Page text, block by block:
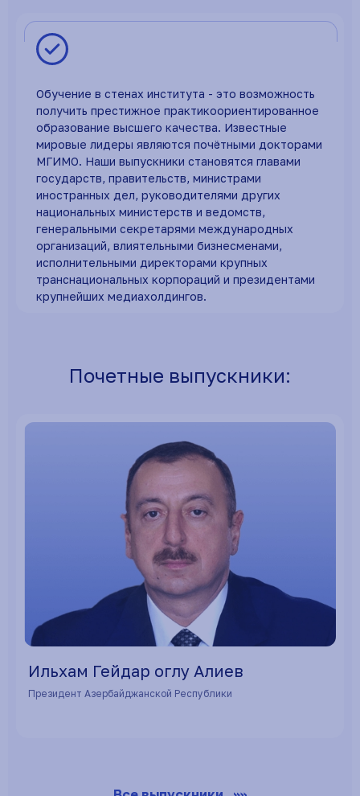
Обучение в стенах института - это возможность
получить престижное практикоориентированное
образование высшего качества. Известные
мировые лидеры являются почётными докторами
МГИМО. Наши выпускники становятся главами
государств, правительств, министрами
иностранных дел, руководителями других
национальных министерств и ведомств,
генеральными секретарями международных
организаций, влиятельными бизнесменами,
исполнительными директорами крупных
транснациональных корпораций и президентами
крупнейших медиахолдингов.
Почетные выпускники:
Ильхам Гейдар оглу Алиев
Президент Азербайджанской Республики